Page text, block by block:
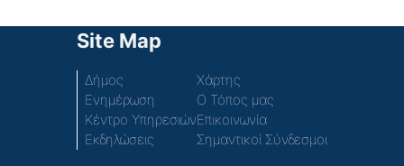
Site Map
Δήμος
Ενημέρωση
Κέντρο Υπηρεσιών
Εκδηλώσεις
Χάρτης
Ο Τόπος μας
Επικοινωνία
Σημαντικοί Σύνδεσμοι